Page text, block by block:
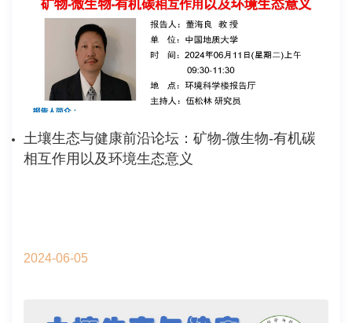
土壤生态与健康前沿论坛：矿物-微生物-有机碳
相互作用以及环境生态意义
2024-06-05